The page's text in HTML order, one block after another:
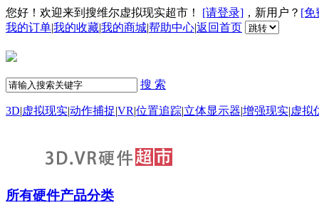
您好！欢迎来到搜维尔虚拟现实超市！ [请登录] ，新用户？ [免
我的订单|我的收藏|我的商城|帮助中心|返回首页
搜 索
3D|虚拟现实|动作捕捉|VR|位置追踪|立体显示器|增强现实|虚拟
所有硬件产品分类